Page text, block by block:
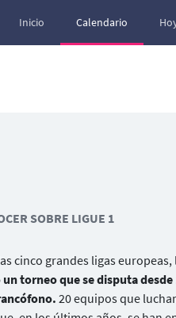
Inicio Calendario
SOBRE LIGUE 1
cinco grandes ligas
torneo que se disputa
20 equipos que